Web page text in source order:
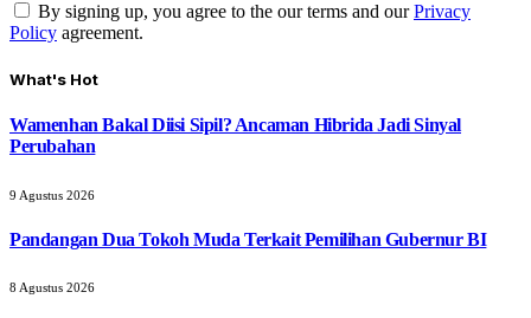
By signing up, you agree to the our terms and ourPrivacy
Policy agreement.
What's Hot
Wamenhan Bakal Diisi Sipil? Ancaman Hibrida Jadi Sinyal
Perubahan
9 Agustus 2026
Pandangan Dua Tokoh Muda Terkait Pemilihan Gubernur BI
8 Agustus 2026